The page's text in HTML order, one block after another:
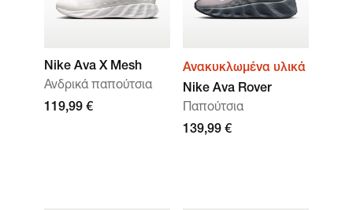
Nike Ava X Mesh
Ανδρικά παπούτσια
119,99 €
Ανακυκλωμένα υλικά
Nike Ava Rover
Παπούτσια
139,99 €